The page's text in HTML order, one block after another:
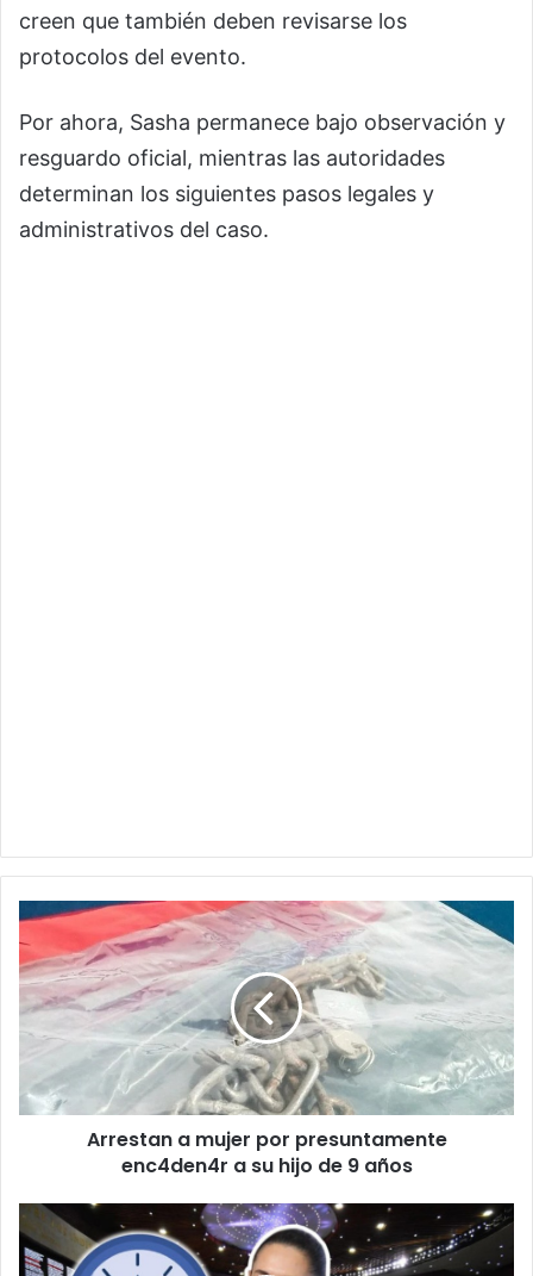
creen que también deben revisarse los
protocolos del evento.
Por ahora, Sasha permanece bajo observación y
resguardo oficial, mientras las autoridades
determinan los siguientes pasos legales y
administrativos del caso.
Arrestan
mujer
por
presuntamente
enc4den4r
su
hijo
Arrestan a mujer por presuntamente
enc4den4r a su hijo de 9 años
¡Oficial!
Así
será